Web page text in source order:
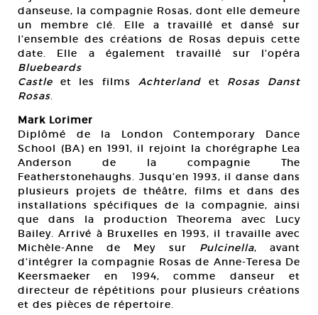
danseuse, la compagnie Rosas, dont elle demeure
un membre clé. Elle a travaillé et dansé sur
l’ensemble des créations de Rosas depuis cette
date. Elle a également travaillé sur l’opéra
Bluebeards
Castle et les films Achterlandet Rosas Danst
Rosas.
Mark Lorimer
Diplômé de la London Contemporary Dance
School (BA) en 1991, il rejoint la chorégraphe Lea
Anderson de la compagnie The
Featherstonehaughs. Jusqu’en 1993, il danse dans
plusieurs projets de théâtre, films et dans des
installations spécifiques de la compagnie, ainsi
que dans la production Theorema avec Lucy
Bailey. Arrivé à Bruxelles en 1993, il travaille avec
Michèle-Anne de Mey sur Pulcinella, avant
d’intégrer la compagnie Rosas de Anne-Teresa De
Keersmaeker en 1994, comme danseur et
directeur de répétitions pour plusieurs créations
et des pièces de répertoire.